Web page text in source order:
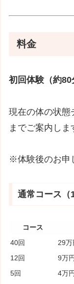
料金
初回体験（約80
現在の体の状態
までご案内しま
※体験後のお申
通常コース（
コース
40回
29万
12回
9万
5回
4万